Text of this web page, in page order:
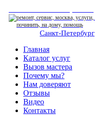
Санкт-Петербург
Главная
Каталог услуг
Вызов мастера
Почему мы?
Нам доверяют
Отзывы
Видео
Контакты